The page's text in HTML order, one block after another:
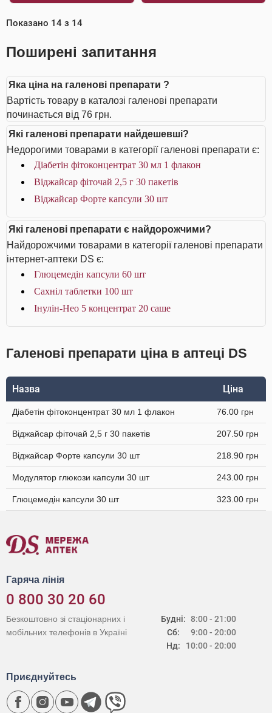
Показано 14 з 14
Поширені запитання
Яка ціна на галенові препарати ?
Вартість товару в каталозі галенові препарати
починається від 76 грн.
Які галенові препарати найдешевші?
Недорогими товарами в категорії галенові препарати є:
Діабетін фітоконцентрат 30 мл 1 флакон
Віджайсар фіточай 2,5 г 30 пакетів
Віджайсар Форте капсули 30 шт
Які галенові препарати є найдорожчими?
Найдорожчими товарами в категорії галенові препарати
інтернет-аптеки DS є:
Глюцемедін капсули 60 шт
Сахніл таблетки 100 шт
Інулін-Нео 5 концентрат 20 саше
Галенові препарати ціна в аптеці DS
Назва Ціна
Діабетін фітоконцентрат 30 мл 1 флакон 76.00 грн
Віджайсар фіточай 2,5 г 30 пакетів 207.50 грн
Віджайсар Форте капсули 30 шт 218.90 грн
Модулятор глюкози капсули 30 шт 243.00 грн
Глюцемедін капсули 30 шт 323.00 грн
Гаряча лінія
0 800 30 20 60
Будні:
Сб:
Нд:
8:00 - 21:00
9:00 - 20:00
10:00 - 20:00
Безкоштовно зі стаціонарних і
мобільних телефонів в Україні
Приєднуйтесь